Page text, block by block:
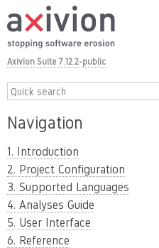
Axivion Suite 7.12.2-public
Navigation
1. Introduction
2. Project Configuration
3. Supported Languages
4. Analyses Guide
5. User Interface
6. Reference